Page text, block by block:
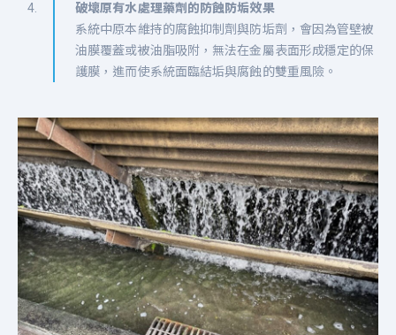
破壞原有水處理藥劑的防蝕防垢效果
系統中原本維持的腐蝕抑制劑與防垢劑，會因為管壁被
油膜覆蓋或被油脂吸附，無法在金屬表面形成穩定的保
護膜，進而使系統面臨結垢與腐蝕的雙重風險。